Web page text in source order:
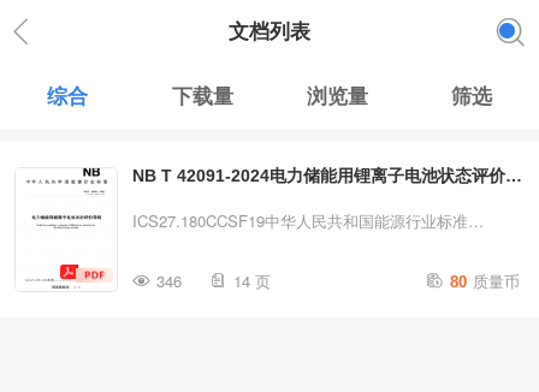
文档列表
综合 下载量 浏览量 筛选
NB T 42091-2024电力储能用锂离子电池状态评价导
则
ICS27.180CCSF19中华人民共和国能源行业标准
子电池状态评价导则
346 14 页 80 质量币